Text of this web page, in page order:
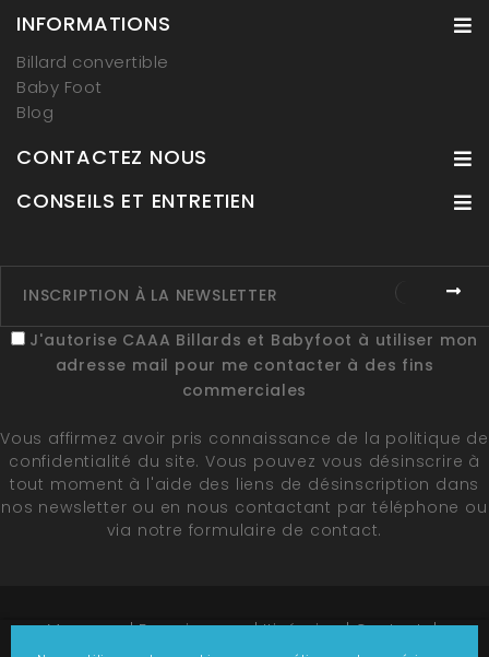
INFORMATIONS
Billard convertible
Baby Foot
Blog
CONTACTEZ NOUS
CONSEILS ET ENTRETIEN
J'autorise CAAA Billards et Babyfoot à utiliser mon
adresse mail pour me contacter à des fins
commerciales
Vous affirmez avoir pris connaissance de la politique de
confidentialité du site. Vous pouvez vous désinscrire à
tout moment à l'aide des liens de désinscription dans
nos newsletter ou en nous contactant par téléphone ou
via notre formulaire de contact.
Marques Fournisseurs Itinéraire
Contact
Plan du site